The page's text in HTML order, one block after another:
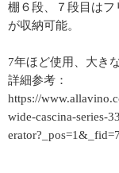
棚６段、７段目は
が収納可能。
7年ほど使用、大き
詳細参考：
https://
wide-cascina-series-